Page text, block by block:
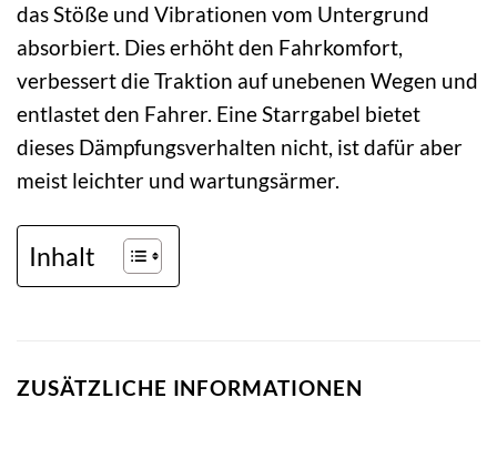
das Stöße und Vibrationen vom Untergrund
absorbiert. Dies erhöht den Fahrkomfort,
verbessert die Traktion auf unebenen Wegen und
entlastet den Fahrer. Eine Starrgabel bietet
dieses Dämpfungsverhalten nicht, ist dafür aber
meist leichter und wartungsärmer.
Inhalt
ZUSÄTZLICHE INFORMATIONEN